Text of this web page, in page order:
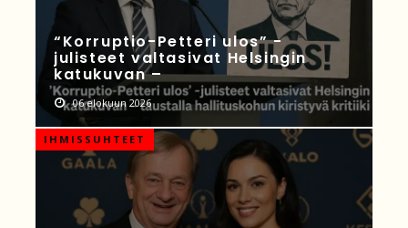
“Korruptio-Petteri ulos” -
julisteet valtasivat Helsingin
katukuvan –
06 elokuun 2026
IHMISSUHTEET